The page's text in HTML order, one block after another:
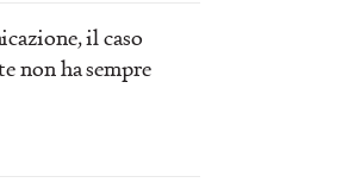
il caso
non ha sempre